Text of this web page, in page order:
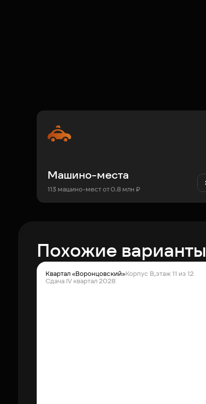
Машино-места
113 машино-мест от 0.8 млн ₽
Похожие варианты
Квартал «Воронцовский»Корпус В,этаж 11 из 12
Сдача IV квартал 2028